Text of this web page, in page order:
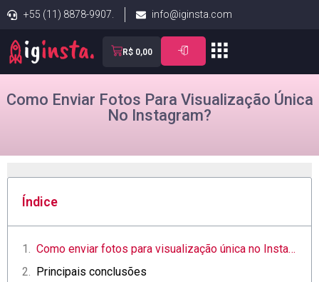
+55 (11) 8878-9907. info@iginsta.com
R$ 0,00
Como Enviar Fotos Para Visualização Única
No Instagram?
Índice
Como ‌enviar ⁤fotos para visualização única no Instagram​ com segurança
Principais conclusões